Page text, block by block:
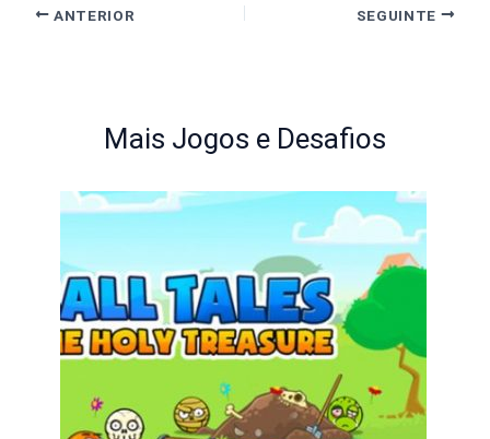
ANTERIOR SEGUINTE
Mais Jogos e Desafios